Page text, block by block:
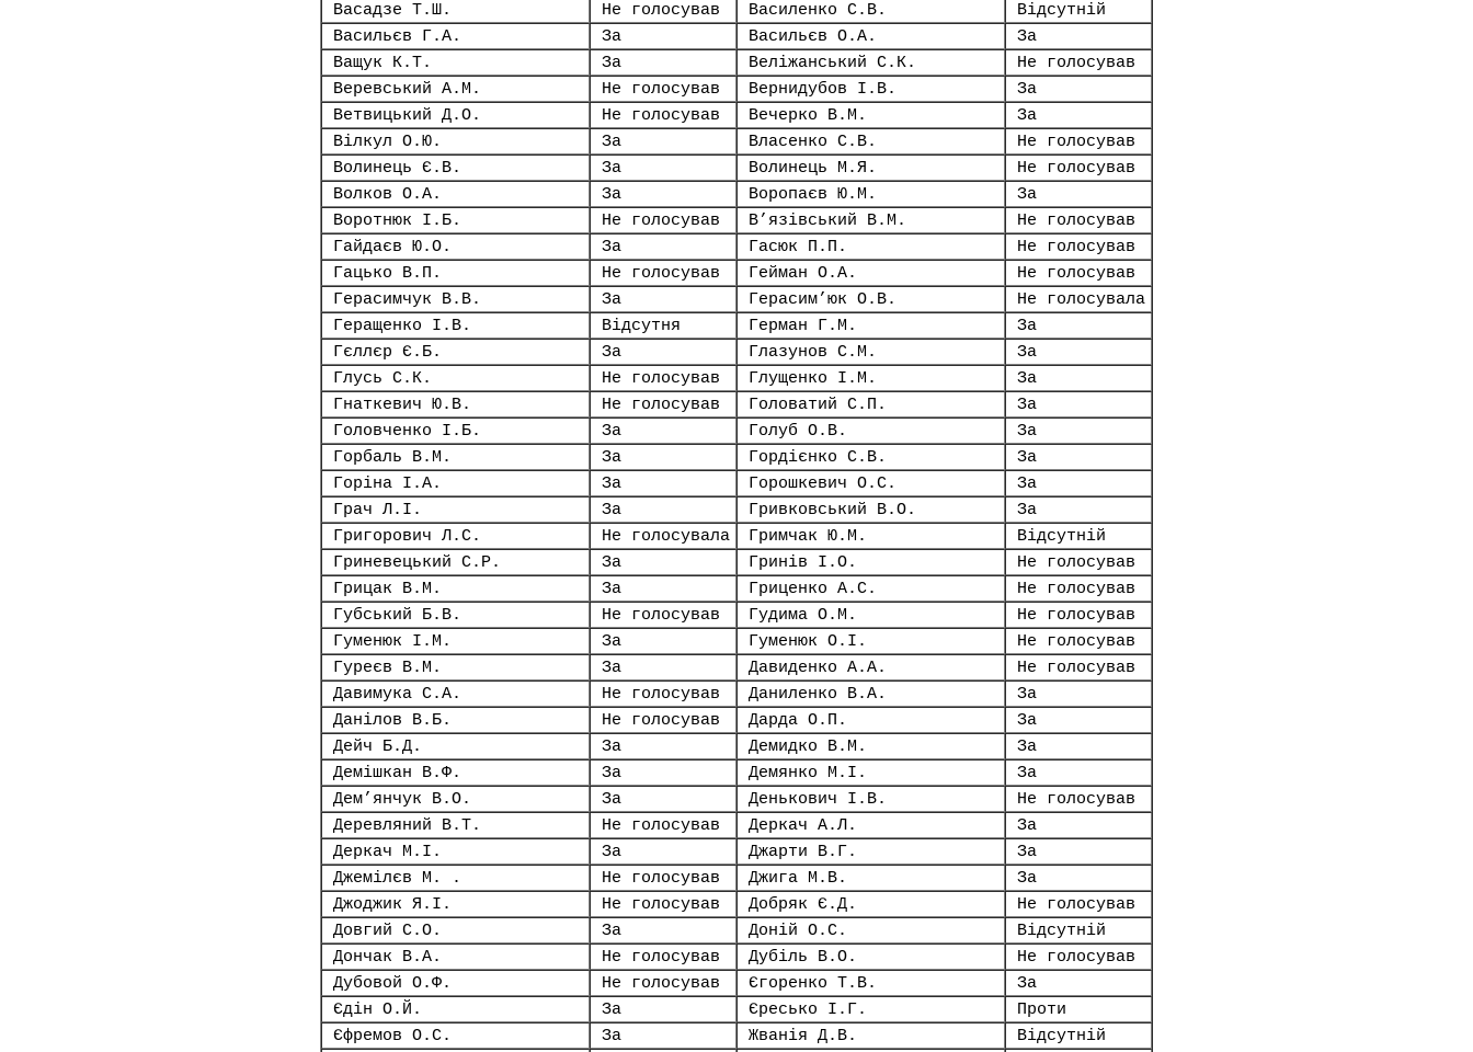
Васадзе Т.Ш.
Не голосував Василенко С.В.
Відсутній
Васильєв Г.А.
За Васильєв О.А.
За
Ващук К.Т.
За Веліжанський С.К.
Не голосував
Веревський А.М.
Не голосував Вернидубов І.В.
За
Ветвицький Д.О.
Не голосував Вечерко В.М.
За
Вілкул О.Ю.
За Власенко С.В.
Не голосував
Волинець Є.В.
За Волинець М.Я.
Не голосував
Волков О.А.
За Воропаєв Ю.М.
За
Воротнюк І.Б.
Не голосував В’язівський В.М.
Не голосував
Гайдаєв Ю.О.
За Гасюк П.П.
Не голосував
Гацько В.П.
Не голосував Гейман О.А.
Не голосував
Герасимчук В.В.
За Герасим’юк О.В.
Не голосувала
Геращенко І.В.
Відсутня Герман Г.М.
За
Гєллєр Є.Б.
За Глазунов С.М.
За
Глусь С.К.
Не голосував Глущенко І.М.
За
Гнаткевич Ю.В.
Не голосував Головатий С.П.
За
Головченко І.Б.
За Голуб О.В.
За
Горбаль В.М.
За Гордієнко С.В.
За
Горіна І.А.
За Горошкевич О.С.
За
Грач Л.І.
За Гривковський В.О.
За
Григорович Л.С.
Не голосувала Гримчак Ю.М.
Відсутній
Гриневецький С.Р.
За Гринів І.О.
Не голосував
Грицак В.М.
За Гриценко А.С.
Не голосував
Губський Б.В.
Не голосував Гудима О.М.
Не голосував
Гуменюк І.М.
За Гуменюк О.І.
Не голосував
Гуреєв В.М.
За Давиденко А.А.
Не голосував
Давимука С.А.
Не голосував Даниленко В.А.
За
Данілов В.Б.
Не голосував Дарда О.П.
За
Дейч Б.Д.
За Демидко В.М.
За
Демішкан В.Ф.
За Демянко М.І.
За
Дем’янчук В.О.
За Денькович І.В.
Не голосував
Деревляний В.Т.
Не голосував Деркач А.Л.
За
Деркач М.І.
За Джарти В.Г.
За
Джемілєв М. .
Не голосував Джига М.В.
За
Джоджик Я.І.
Не голосував Добряк Є.Д.
Не голосував
Довгий С.О.
За Доній О.С.
Відсутній
Дончак В.А.
Не голосував Дубіль В.О.
Не голосував
Дубовой О.Ф.
Не голосував Єгоренко Т.В.
За
Єдін О.Й.
За Єресько І.Г.
Проти
Єфремов О.С.
За Жванія Д.В.
Відсутній